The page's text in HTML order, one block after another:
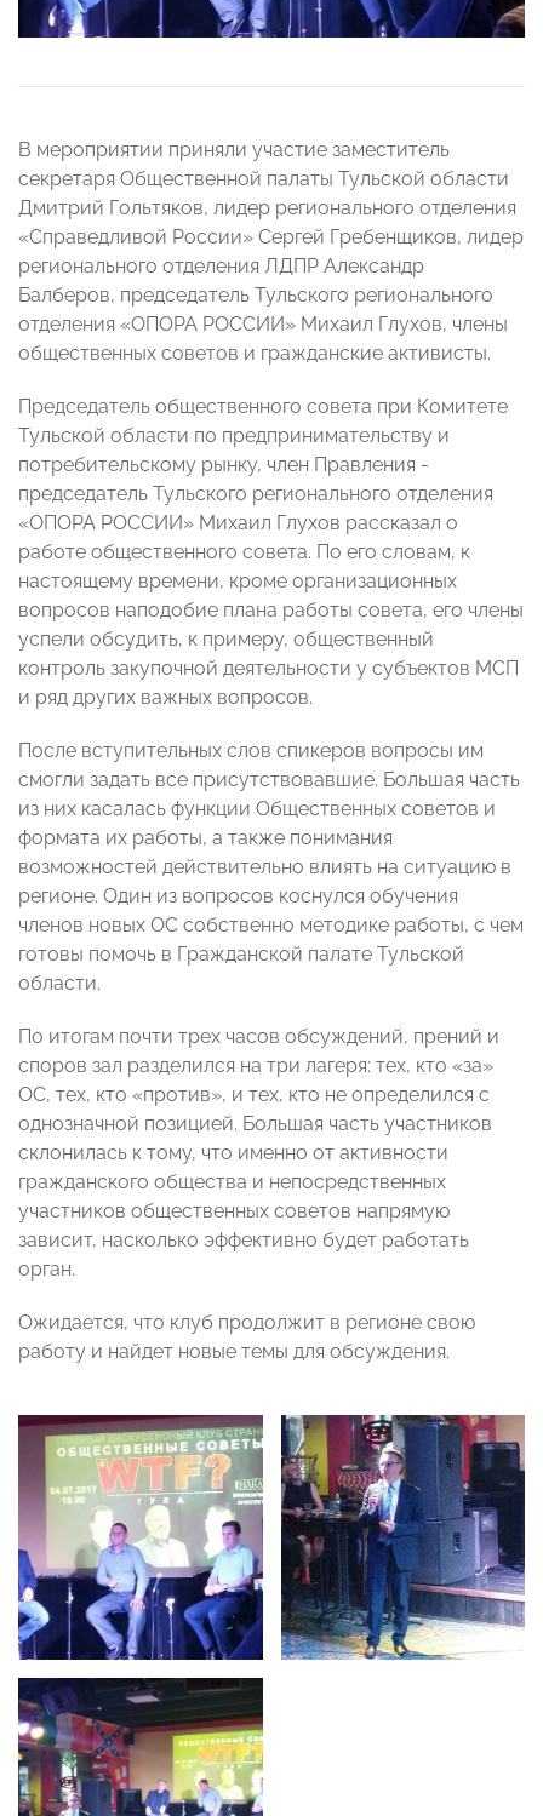
В мероприятии приняли участие заместитель
секретаря Общественной палаты Тульской области
Дмитрий Гольтяков, лидер регионального отделения
«Справедливой России» Сергей Гребенщиков, лидер
регионального отделения ЛДПР Александр
Балберов, председатель Тульского регионального
отделения «ОПОРА РОССИИ» Михаил Глухов, члены
общественных советов и гражданские активисты.
Председатель общественного совета при Комитете
Тульской области по предпринимательству и
потребительскому рынку, член Правления -
председатель Тульского регионального отделения
«ОПОРА РОССИИ» Михаил Глухов рассказал о
работе общественного совета. По его словам, к
настоящему времени, кроме организационных
вопросов наподобие плана работы совета, его члены
успели обсудить, к примеру, общественный
контроль закупочной деятельности у субъектов МСП
и ряд других важных вопросов.
После вступительных слов спикеров вопросы им
смогли задать все присутствовавшие. Большая часть
из них касалась функции Общественных советов и
формата их работы, а также понимания
возможностей действительно влиять на ситуацию в
регионе. Один из вопросов коснулся обучения
членов новых ОС собственно методике работы, с чем
готовы помочь в Гражданской палате Тульской
области.
По итогам почти трех часов обсуждений, прений и
споров зал разделился на три лагеря: тех, кто «за»
ОС, тех, кто «против», и тех, кто не определился с
однозначной позицией. Большая часть участников
склонилась к тому, что именно от активности
гражданского общества и непосредственных
участников общественных советов напрямую
зависит, насколько эффективно будет работать
орган.
Ожидается, что клуб продолжит в регионе свою
работу и найдет новые темы для обсуждения.